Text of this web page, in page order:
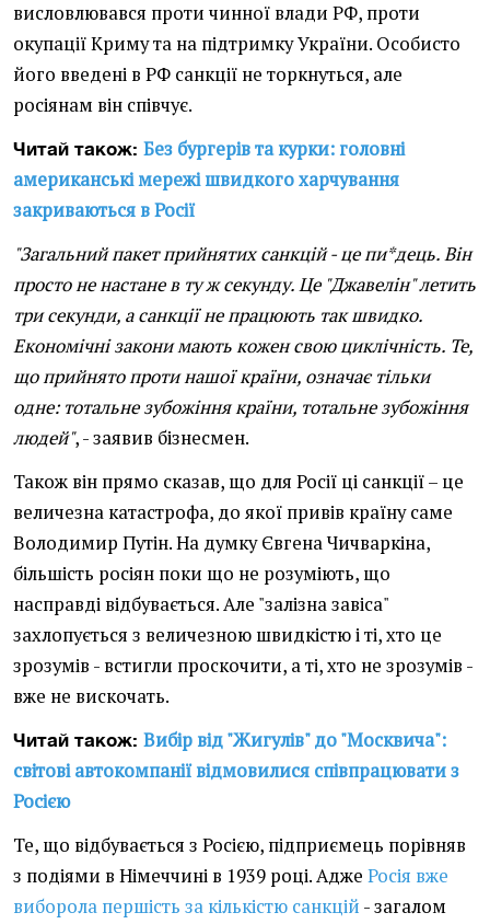
висловлювався проти чинної влади РФ, проти
окупації Криму та на підтримку України. Особисто
його введені в РФ санкції не торкнуться, але
росіянам він співчує.
Читай також: Без бургерів та курки: головні
американські мережі швидкого харчування
закриваються в Росії
"Загальний пакет прийнятих санкцій - це пи*дець. Він
просто не настане в ту ж секунду. Це "Джавелін" летить
три секунди, а санкції не працюють так швидко.
Економічні закони мають кожен свою циклічність. Те,
що прийнято проти нашої країни, означає тільки
одне: тотальне зубожіння країни, тотальне зубожіння
людей", - заявив бізнесмен.
Також він прямо сказав, що для Росії ці санкції – це
величезна катастрофа, до якої привів країну саме
Володимир Путін. На думку Євгена Чичваркіна,
більшість росіян поки що не розуміють, що
насправді відбувається. Але "залізна завіса"
захлопується з величезною швидкістю і ті, хто це
зрозумів - встигли проскочити, а ті, хто не зрозумів -
вже не вискочать.
Читай також: Вибір від "Жигулів" до "Москвича":
світові автокомпанії відмовилися співпрацювати з
Росією
Те, що відбувається з Росією, підприємець порівняв
з подіями в Німеччині в 1939 році. Адже Росія вже
виборола першість за кількістю санкцій - загалом